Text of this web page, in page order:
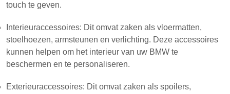
touch te geven.
Interieuraccessoires: Dit omvat zaken als vloermatten,
stoelhoezen, armsteunen en verlichting. Deze accessoires
kunnen helpen om het interieur van uw BMW te
beschermen en te personaliseren.
Exterieuraccessoires: Dit omvat zaken als spoilers,